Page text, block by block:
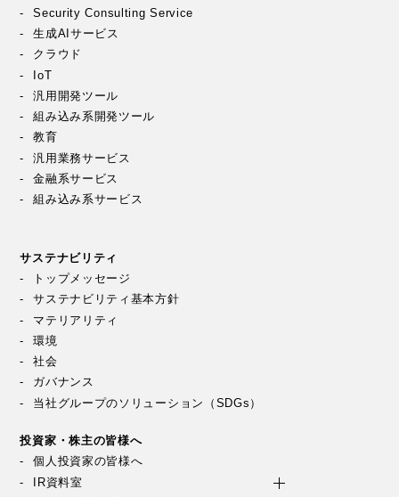
Security Consulting Service
生成AIサービス
クラウド
IoT
汎用開発ツール
組み込み系開発ツール
教育
汎用業務サービス
金融系サービス
組み込み系サービス
サステナビリティ
トップメッセージ
サステナビリティ基本方針
マテリアリティ
環境
社会
ガバナンス
当社グループのソリューション（SDGs）
投資家・株主の皆様へ
個人投資家の皆様へ
IR資料室